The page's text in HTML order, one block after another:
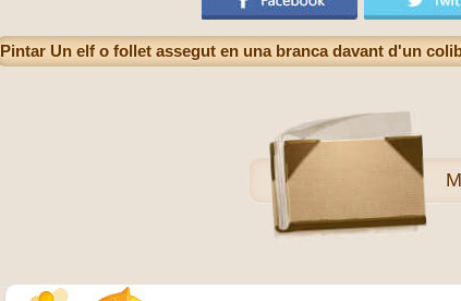
Pintar Un elf o follet assegut en una branca davant d'un